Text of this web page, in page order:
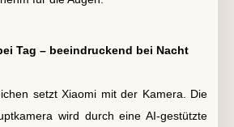
Tag – beeindruckend bei Nacht
setzt Xiaomi mit der Kamera. Die
wird durch eine AI-gestützte